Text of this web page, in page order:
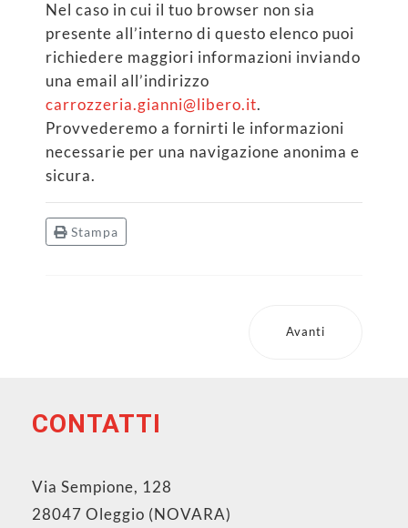
Nel caso in cui il tuo browser non sia
presente all’interno di questo elenco puoi
richiedere maggiori informazioni inviando
una email all’indirizzo
carrozzeria.gianni@libero.it.
Provvederemo a fornirti le informazioni
necessarie per una navigazione anonima e
sicura.
Stampa
Avanti
CONTATTI
Via Sempione, 128
28047 Oleggio (NOVARA)